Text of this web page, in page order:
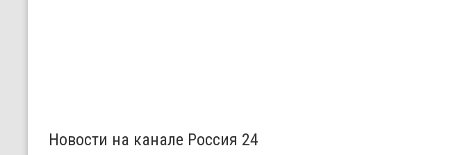
Новости на канале Россия 24